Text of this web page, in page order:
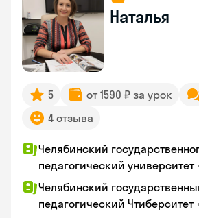
Наталья
5 от 1590 ₽ за урок
4 отзыва
Челябинский
педагогический университет
Челябинский
педагогический Чтиберситет